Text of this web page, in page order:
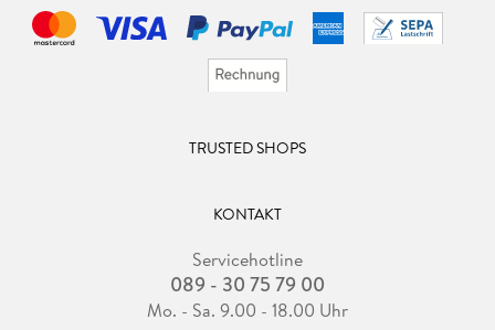
TRUSTED SHOPS
KONTAKT
Servicehotline
089 - 30 75 79 00
Mo. - Sa. 9.00 - 18.00 Uhr